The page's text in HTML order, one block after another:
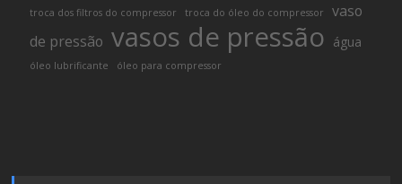
troca dos filtros do compressor troca do óleo do compressor
vaso
de pressão vasos de pressão água
óleo lubrificante óleo para compressor